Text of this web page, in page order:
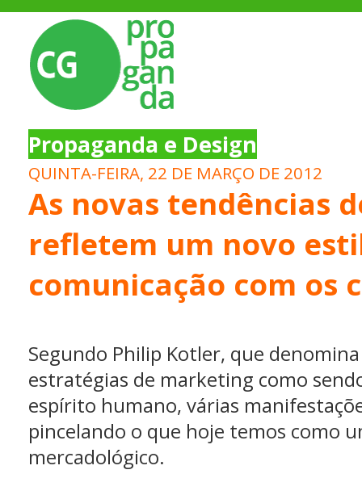
Propaganda e Design
QUINTA-FEIRA, 22 DE MARÇO DE 2012
As novas tendências
refletem um novo
comunicação com os
Segundo Philip Kotler, que
estratégias de marketing como
espírito humano, várias
pincelando o que hoje temos como
mercadológico.